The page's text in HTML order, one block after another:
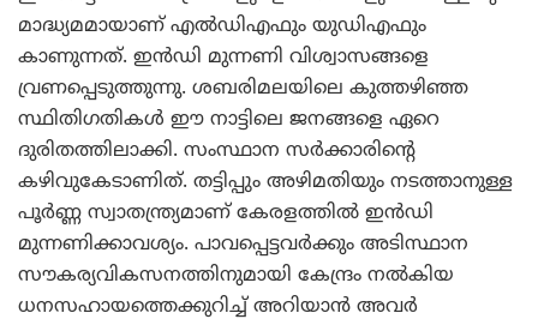
മാദ്ധ്യമമായാണ് എല്‍ഡിഎഫും യുഡിഎഫും
കാണുന്നത്. ഇന്‍ഡി മുന്നണി വിശ്വാസങ്ങളെ
വ്രണപ്പെടുത്തുന്നു. ശബരിമലയിലെ കുത്തഴിഞ്ഞ
സ്ഥിതിഗതികള്‍ ഈ നാട്ടിലെ ജനങ്ങളെ ഏറെ
ദുരിതത്തിലാക്കി. സംസ്ഥാന സര്‍ക്കാരിന്റെ
കഴിവുകേടാണിത്. തട്ടിപ്പും അഴിമതിയും നടത്താനുള്ള
പൂര്‍ണ്ണ സ്വാതന്ത്ര്യമാണ് കേരളത്തില്‍ ഇന്‍ഡി
മുന്നണിക്കാവശ്യം. പാവപ്പെട്ടവര്‍ക്കും അടിസ്ഥാന
സൗകര്യവികസനത്തിനുമായി കേന്ദ്രം നല്‍കിയ
ധനസഹായത്തെക്കുറിച്ച് അറിയാന്‍ അവര്‍